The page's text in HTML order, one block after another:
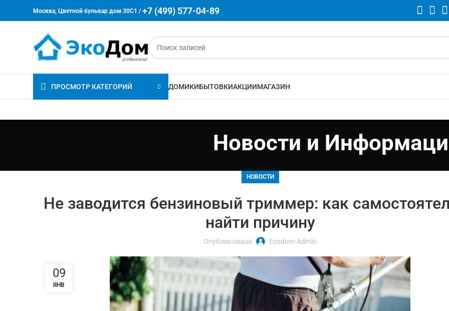
Москва, Цветной бульвар дом 30C1 / +7 (499) 577-04-89
ПРОСМОТР КАТЕГОРИЙ ДОМИКИБЫТОВКИАКЦИИМАГАЗИН
Новости и
НОВОСТИ
Не заводится бензиновый триммер: как
найти причину
Опубликовано Ecodom-Admin
09
ЯНВ